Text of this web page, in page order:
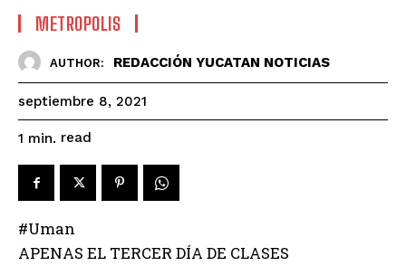
METROPOLIS
AUTHOR: REDACCIÓN YUCATAN NOTICIAS
septiembre 8, 2021
1 min. read
#Uman
APENAS EL TERCER DÍA DE CLASES